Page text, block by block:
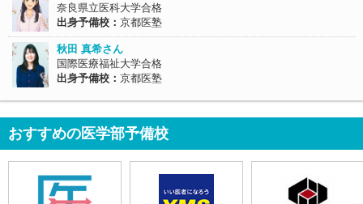
奈良県立医科大学合格
出身予備校： 京都医塾
秋田 真希さん
国際医療福祉大学合格
出身予備校： 京都医塾
おすすめの医学部予備校